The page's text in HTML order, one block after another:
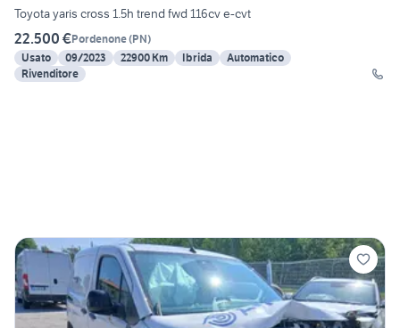
Toyota yaris cross 1.5h trend fwd 116cv e-cvt
22.500 €Pordenone(PN)
Usato
09/2023 22900 Km Ibrida
Automatico
Rivenditore